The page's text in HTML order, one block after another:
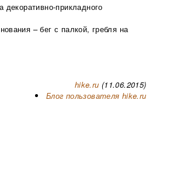
декоративно-прикладного
– бег с палкой, гребля на
hike.ru (11.06.2015)
Блог пользователя hike.ru